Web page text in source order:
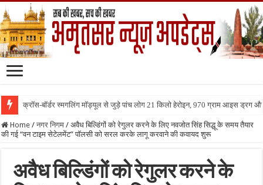
क्रॉस-बॉर्डर स्मगलिंग मॉड्यूल से जुड़े पांच लोग 21 किलो हेरोइन, 970 ग्राम आइस ड्रग
Home / नगर निगम / अवैध बिल्डिंगों को रेगुलर करने के लिए नवजोत सिंह सिद्धू के समय तैयार
की गई “वन टाइम सेटेलमेंट” पॉलसी को सरल करके लागू करवाने की कवायद शुरू
अवैध बिल्डिंगों को रेगुलर करने के